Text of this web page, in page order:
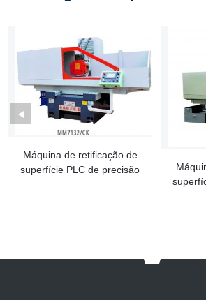
Máquina de retificação de
superfície PLC de precisão